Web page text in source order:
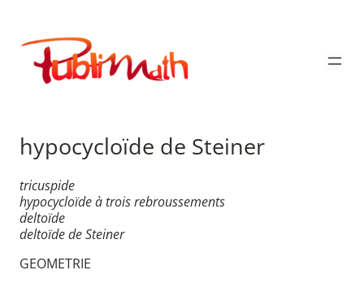
contenu
Publimath
hypocycloïde de Steiner
tricuspide
hypocycloïde à trois rebroussements
deltoïde
deltoïde de Steiner
GEOMETRIE